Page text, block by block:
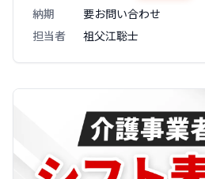
納期
要お問い合わせ
担当者
祖父江聡士